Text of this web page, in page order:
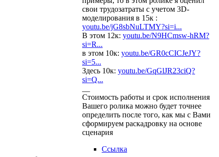
свои трудозатраты с учетом 3D-
моделирования в 15к :
youtu.be/jG8sbNuLTMY?si=i...
В этом 12к: youtu.be/N9HCmsw-hRM?
si=R...
в этом 10к: youtu.be/GR0cCICJeJY?
si=5...
Здесь 10к: youtu.be/GqGlJR23ciQ?
si=Q...
Стоимость работы и срок исполнения
Вашего ролика можно будет точнее
определить после того, как мы с Вами
сформируем раскадровку на основе
сценария
Ссылка